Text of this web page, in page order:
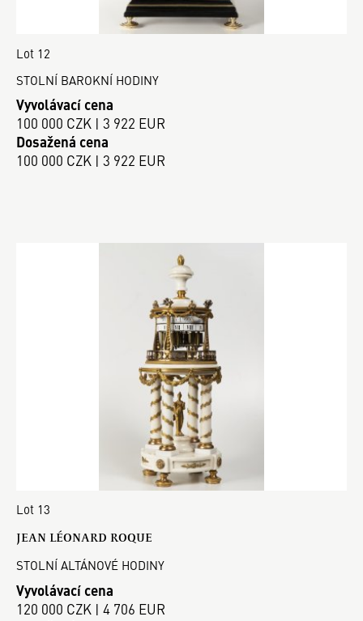
Lot 12
STOLNÍ BAROKNÍ HODINY
Vyvolávací cena
100 000 CZK | 3 922 EUR
Dosažená cena
100 000 CZK | 3 922 EUR
Lot 13
JEAN LÉONARD ROQUE
STOLNÍ ALTÁNOVÉ HODINY
Vyvolávací cena
120 000 CZK | 4 706 EUR